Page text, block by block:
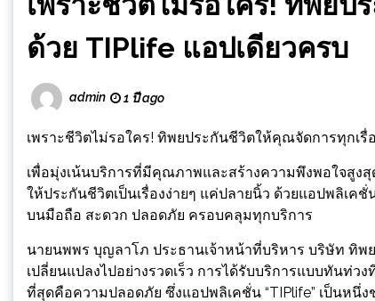
ด้วย TIPlife แอปเดียวครบ
admin 1 ปี ago
เพราะชีวิตไม่รอใคร! ทิพยประกันชีวิตให้คุณจัดการทุกเรื่
เพื่อมุ่งเน้นบริการที่มีคุณภาพและสร้างความพึงพอใจสูง
ให้ประกันชีวิตเป็นเรื่องง่ายๆ แค่ปลายนิ้ว ด้วยแอปพลิเ
บนมือถือ สะดวก ปลอดภัย ครอบคลุมทุกบริการ
นายนพพร บุญลาโภ ประธานเจ้าหน้าที่บริหาร บริษัท ทิพ
เปลี่ยนแปลงไปอย่างรวดเร็ว การได้รับบริการแบบทันท่
ที่สุดคือความปลอดภัย ซึ่งแอปพลิเคชั่น “TIPlife” เป็นห